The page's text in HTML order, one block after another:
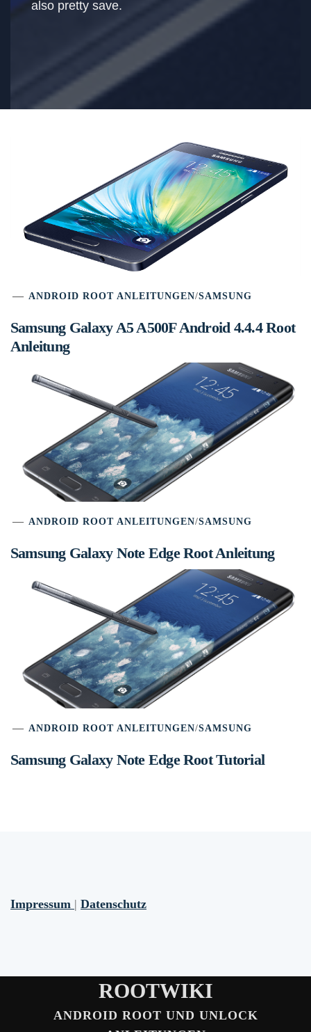
also pretty save.
ANDROID ROOT ANLEITUNGEN/SAMSUNG
Samsung Galaxy A5 A500F Android 4.4.4 Root
Anleitung
ANDROID ROOT ANLEITUNGEN/SAMSUNG
Samsung Galaxy Note Edge Root Anleitung
ANDROID ROOT ANLEITUNGEN/SAMSUNG
Samsung Galaxy Note Edge Root Tutorial
Impressum | Datenschutz
ROOTWIKI
ANDROID ROOT UND UNLOCK